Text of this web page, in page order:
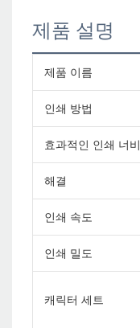
제품 설명
제품 이름
인쇄 방법
효과적인 인쇄 너비
해결
인쇄 속도
인쇄 밀도
캐릭터 세트